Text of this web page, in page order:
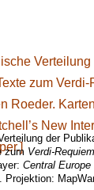
der
zum Verdi-Requiem
Central Europe
. Projektion: